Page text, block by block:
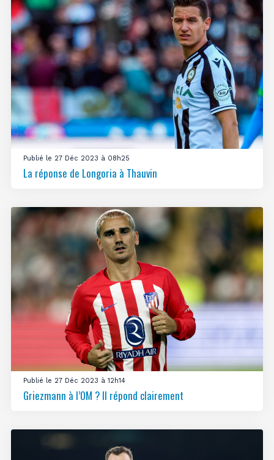
Publié le 27 Déc 2023 à 08h25
La réponse de Longoria à Thauvin
Publié le 27 Déc 2023 à 12h14
Griezmann à l’OM ? Il répond clairement